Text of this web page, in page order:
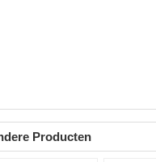
Producten